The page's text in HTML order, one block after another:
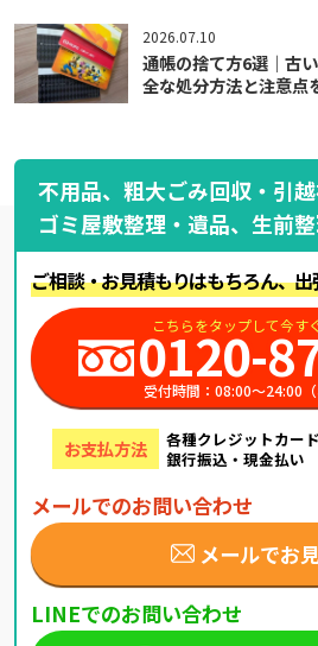
2026.07.10
通帳の捨て方6選｜古
全な処分方法と注意点
不用品、粗大ごみ回収・引越
ゴミ屋敷整理・遺品、生前
ご相談・お見積もりはもちろん、
こちらをタップして今す
0120-
受付時間：08:00～24:00（
お支払方法
各種クレジットカード
銀行振込・現金払い
メールでのお問い合わせ
メールでお
LINEでのお問い合わせ